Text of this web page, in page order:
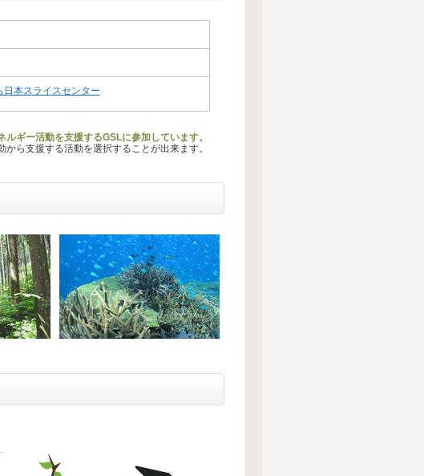
本スライスセンター
ギー活動を支援するGSLに参加しています。
ら支援する活動を選択することが出来ます。